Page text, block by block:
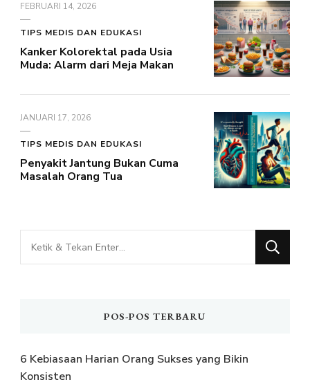
FEBRUARI 14, 2026
TIPS MEDIS DAN EDUKASI
Kanker Kolorektal pada Usia
Muda: Alarm dari Meja Makan
JANUARI 17, 2026
TIPS MEDIS DAN EDUKASI
Penyakit Jantung Bukan Cuma
Masalah Orang Tua
Mencari
Sesuatu?
POS-POS TERBARU
6 Kebiasaan Harian Orang Sukses yang Bikin
Konsisten